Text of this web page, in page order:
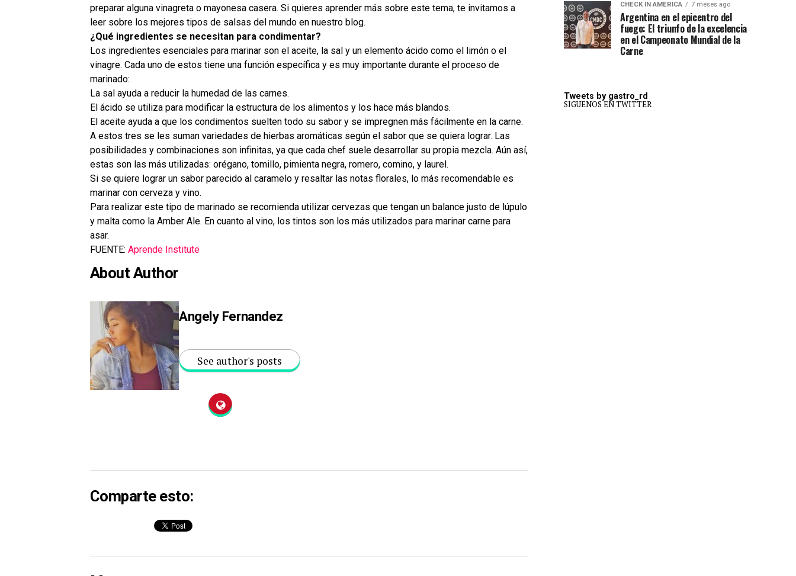
preparar alguna vinagreta o mayonesa casera. Si quieres aprender más sobre este tema, te invitamos a
leer sobre los mejores tipos de salsas del mundo en nuestro blog.
¿Qué ingredientes se necesitan para condimentar?
Los ingredientes esenciales para marinar son el aceite, la sal y un elemento ácido como el limón o el
vinagre. Cada uno de estos tiene una función específica y es muy importante durante el proceso de
marinado:
La sal ayuda a reducir la humedad de las carnes.
El ácido se utiliza para modificar la estructura de los alimentos y los hace más blandos.
El aceite ayuda a que los condimentos suelten todo su sabor y se impregnen más fácilmente en la carne.
A estos tres se les suman variedades de hierbas aromáticas según el sabor que se quiera lograr. Las
posibilidades y combinaciones son infinitas, ya que cada chef suele desarrollar su propia mezcla. Aún así,
estas son las más utilizadas: orégano, tomillo, pimienta negra, romero, comino, y laurel.
Si se quiere lograr un sabor parecido al caramelo y resaltar las notas florales, lo más recomendable es
marinar con cerveza y vino.
Para realizar este tipo de marinado se recomienda utilizar cervezas que tengan un balance justo de lúpulo
y malta como la Amber Ale. En cuanto al vino, los tintos son los más utilizados para marinar carne para
asar.
FUENTE: Aprende Institute
About Author
Angely Fernandez
See author's posts
Comparte esto:
CHECK IN AMERICA 7 meses ago
Argentina en el epicentro del
fuego: El triunfo de la excelencia
en el Campeonato Mundial de la
Carne
Tweets by gastro_rd
SIGUENOS EN TWITTER